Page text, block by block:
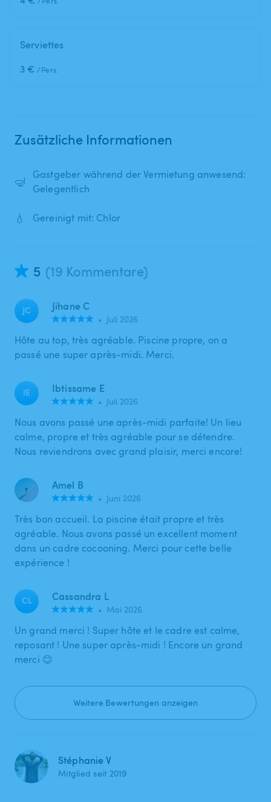
Serviettes
3 € /Pers.
Zusätzliche Informationen
🤿
Gastgeber während der Vermietung anwesend:
Gelegentlich
💧 Gereinigt mit: Chlor
5 (19 Kommentare)
JC Jihane C
• Juli 2026
Hôte au top, très agréable. Piscine propre, on a
passé une super après-midi. Merci.
IE Ibtissame E
• Juli 2026
Nous avons passé une après-midi parfaite! Un lieu
calme, propre et très agréable pour se détendre.
Nous reviendrons avec grand plaisir, merci encore!
Amel B
• Juni 2026
Très bon accueil. La piscine était propre et très
agréable. Nous avons passé un excellent moment
dans un cadre cocooning. Merci pour cette belle
expérience !
CL Cassandra L
• Mai 2026
Un grand merci ! Super hôte et le cadre est calme,
reposant ! Une super après-midi ! Encore un grand
merci 😊
Weitere Bewertungen anzeigen
Stéphanie V
Mitglied seit 2019